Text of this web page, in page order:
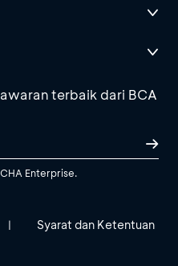
terbaik dari BCA
Enterprise.
| Syarat dan Ketentuan